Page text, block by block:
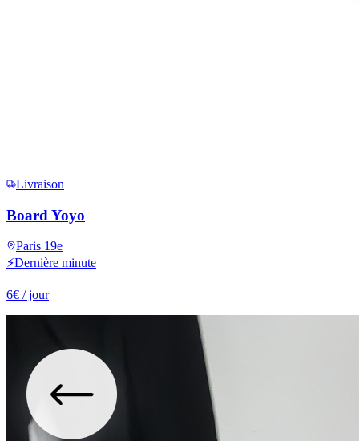
Livraison
Board Yoyo
Paris 19e
⚡Dernière minute
6€ / jour